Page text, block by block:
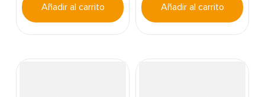
Añadir al carrito Añadir al carrito